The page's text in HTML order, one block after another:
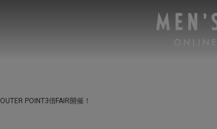
OUTER POINT3倍FAIR開催！